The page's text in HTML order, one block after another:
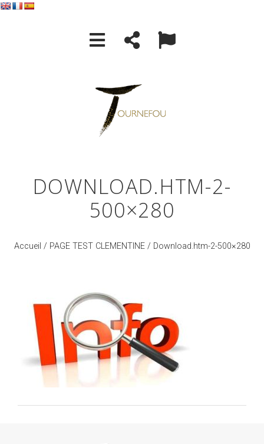
DOWNLOAD.HTM-2-
500×280
Accueil / PAGE TEST CLEMENTINE/ Download.htm-2-500×280